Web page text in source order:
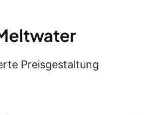
Preisgestaltung